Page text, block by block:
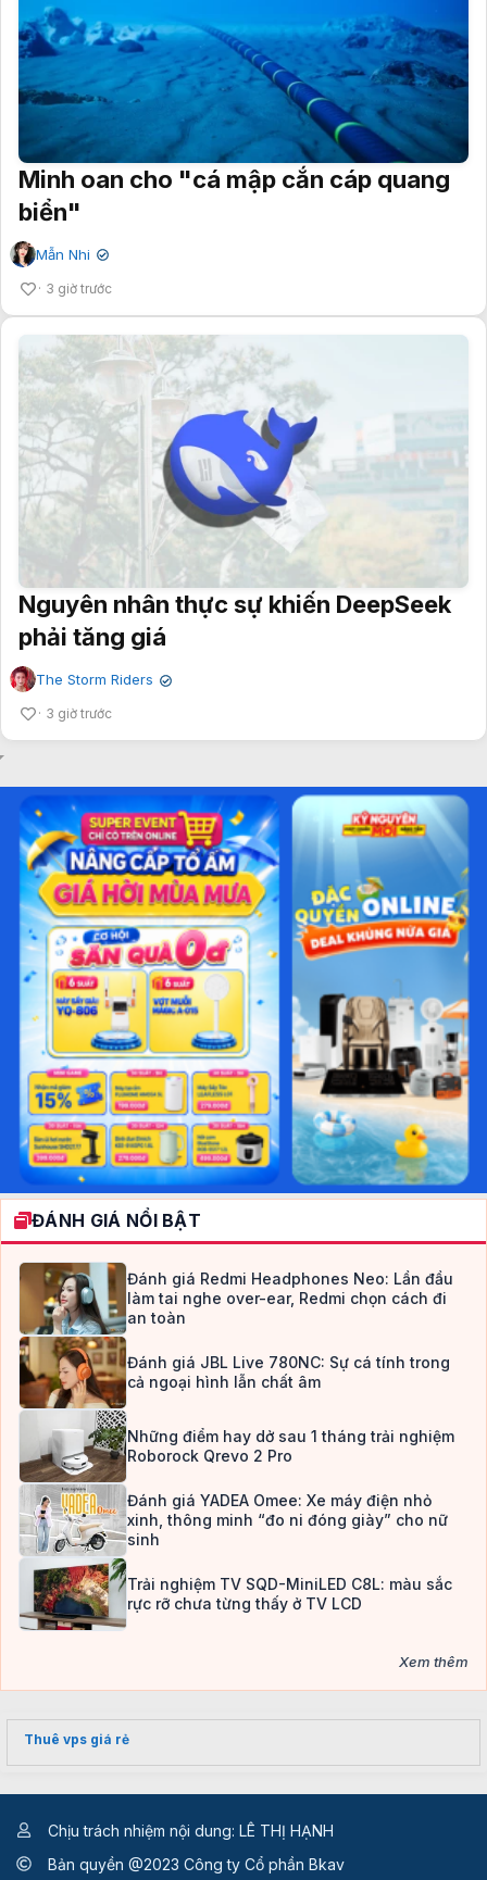
Minh oan cho "cá mập cắn cáp quang
biển"
Mẫn Nhi ✔
3 giờ trước
Nguyên nhân thực sự khiến DeepSeek
phải tăng giá
The Storm Riders ✔
3 giờ trước
ĐÁNH GIÁ NỔI BẬT
Đánh giá Redmi Headphones Neo: Lần đầu
làm tai nghe over-ear, Redmi chọn cách đi
an toàn
Đánh giá JBL Live 780NC: Sự cá tính trong
cả ngoại hình lẫn chất âm
Những điểm hay dở sau 1 tháng trải nghiệm
Roborock Qrevo 2 Pro
Đánh giá YADEA Omee: Xe máy điện nhỏ
xinh, thông minh “đo ni đóng giày” cho nữ
sinh
Trải nghiệm TV SQD-MiniLED C8L: màu sắc
rực rỡ chưa từng thấy ở TV LCD
Xem thêm
Thuê vps giá rẻ
Chịu trách nhiệm nội dung: LÊ THỊ HẠNH
Bản quyền @2023 Công ty Cổ phần Bkav